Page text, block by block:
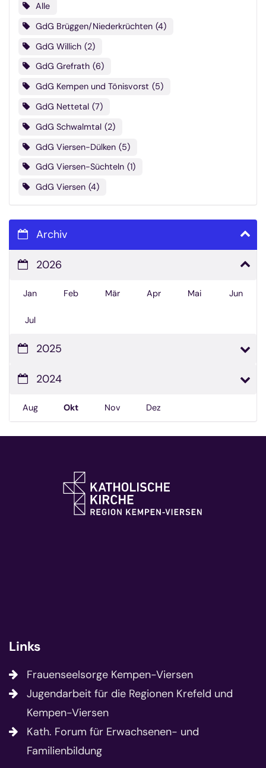
Alle
GdG Brüggen/Niederkrüchten 4
GdG Willich 2
GdG Grefrath 6
GdG Kempen und Tönisvorst 5
GdG Nettetal 7
GdG Schwalmtal 2
GdG Viersen-Dülken 5
GdG Viersen-Süchteln 1
GdG Viersen 4
Archiv
2026
Jan Feb Mär Apr Mai Jun
Jul
2025
2024
Aug Okt Nov Dez
Links
Frauenseelsorge Kempen-Viersen
Jugendarbeit für die Regionen Krefeld und
Kempen-Viersen
Kath. Forum für Erwachsenen- und
Familienbildung